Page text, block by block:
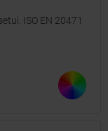
ISO EN 20471